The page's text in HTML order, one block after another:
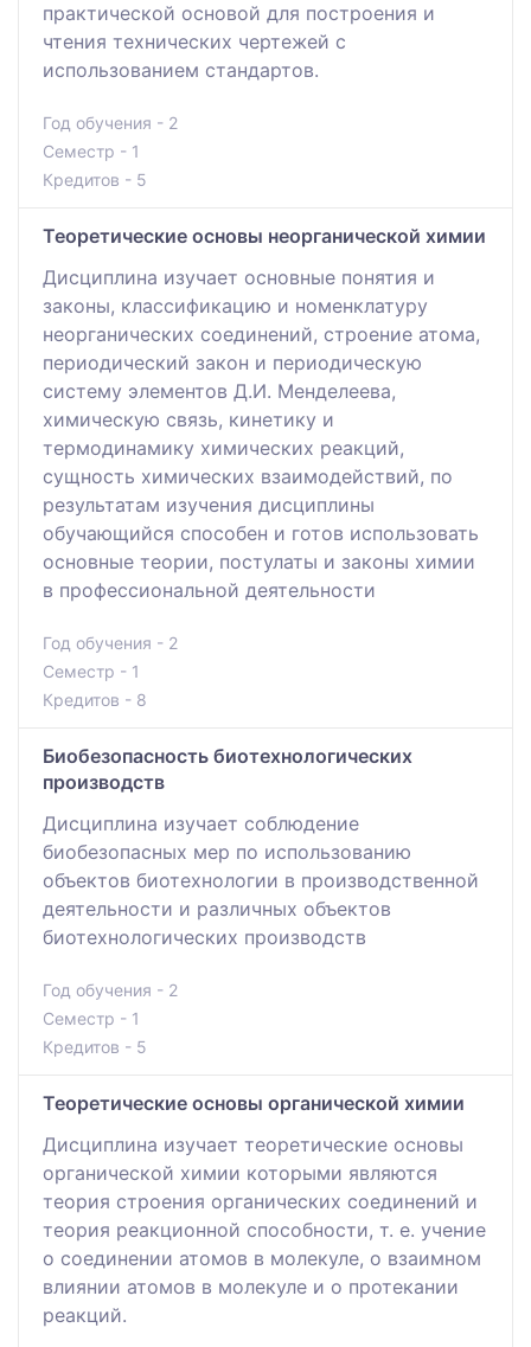
практической основой для построения и
чтения технических чертежей с
использованием стандартов.
Год обучения - 2
Семестр - 1
Кредитов - 5
Теоретические основы неорганической химии
Дисциплина изучает основные понятия и
законы, классификацию и номенклатуру
неорганических соединений, строение атома,
периодический закон и периодическую
систему элементов Д.И. Менделеева,
химическую связь, кинетику и
термодинамику химических реакций,
сущность химических взаимодействий, по
результатам изучения дисциплины
обучающийся способен и готов использовать
основные теории, постулаты и законы химии
в профессиональной деятельности
Год обучения - 2
Семестр - 1
Кредитов - 8
Биобезопасность биотехнологических
производств
Дисциплина изучает соблюдение
биобезопасных мер по использованию
объектов биотехнологии в производственной
деятельности и различных объектов
биотехнологических производств
Год обучения - 2
Семестр - 1
Кредитов - 5
Теоретические основы органической химии
Дисциплина изучает теоретические основы
органической химии которыми являются
теория строения органических соединений и
теория реакционной способности, т. е. учение
о соединении атомов в молекуле, о взаимном
влиянии атомов в молекуле и о протекании
реакций.